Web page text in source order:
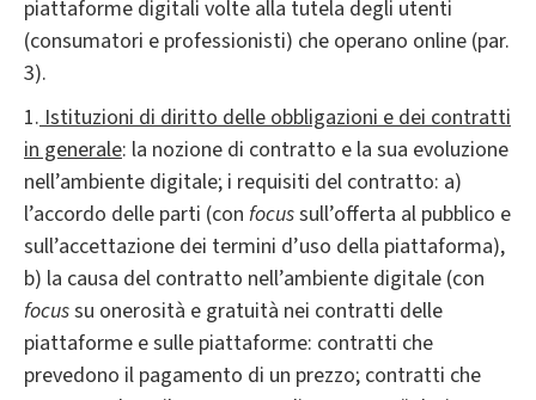
piattaforme digitali volte alla tutela degli utenti
(consumatori e professionisti) che operano online (par.
3).
1.Istituzioni di diritto delle obbligazioni e dei contratti
in generale: la nozione di contratto e la sua evoluzione
nell’ambiente digitale; i requisiti del contratto: a)
l’accordo delle parti (con focussull’offerta al pubblico e
sull’accettazione dei termini d’uso della piattaforma),
b) la causa del contratto nell’ambiente digitale (con
focussu onerosità e gratuità nei contratti delle
piattaforme e sulle piattaforme: contratti che
prevedono il pagamento di un prezzo; contratti che